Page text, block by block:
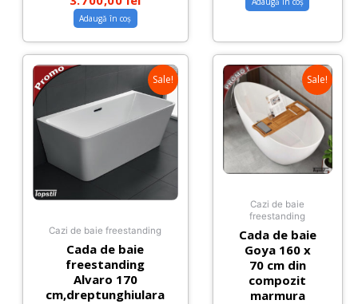
Adaugă în coș
Sale!
Cazi de baie freestanding
Cada de baie
freestanding
Alvaro 170
cm,dreptunghiulara
Sale!
Cazi de baie
freestanding
Cada de baie
Goya 160 x
70 cm din
compozit
marmura